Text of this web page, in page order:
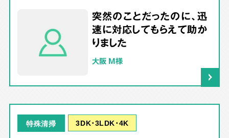
突然のことだったのに、迅
速に対応してもらえて助か
りました
大阪 M様
特殊清掃 3DK･3LDK･4K